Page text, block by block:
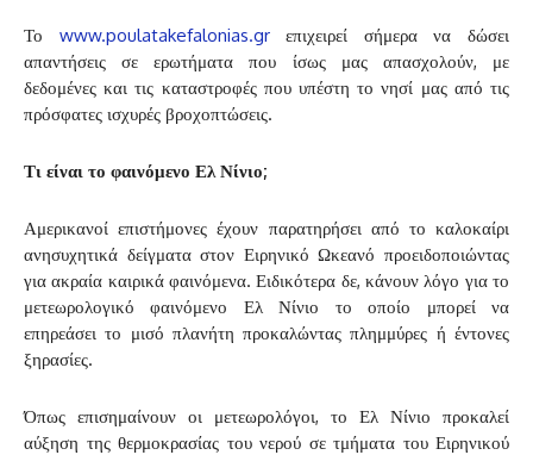
Το www.poulatakefalonias.grεπιχειρεί σήμερα να δώσει
απαντήσεις σε ερωτήματα που ίσως μας απασχολούν, με
δεδομένες και τις καταστροφές που υπέστη το νησί μας από τις
πρόσφατες ισχυρές βροχοπτώσεις.
Τι είναι το φαινόμενο Ελ Νίνιο;
Αμερικανοί επιστήμονες έχουν παρατηρήσει από το καλοκαίρι
ανησυχητικά δείγματα στον Ειρηνικό Ωκεανό προειδοποιώντας
για ακραία καιρικά φαινόμενα. Ειδικότερα δε, κάνουν λόγο για το
μετεωρολογικό φαινόμενο Ελ Νίνιο το οποίο μπορεί να
επηρεάσει το μισό πλανήτη προκαλώντας πλημμύρες ή έντονες
ξηρασίες.
Όπως επισημαίνουν οι μετεωρολόγοι, το Ελ Νίνιο προκαλεί
αύξηση της θερμοκρασίας του νερού σε τμήματα του Ειρηνικού